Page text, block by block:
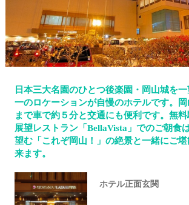
日本三大名園のひとつ後楽園・岡山城を
一のロケーションが自慢のホテルです。
まで車で約５分と交通にも便利です。無料
展望レストラン「BellaVista」でのご朝食
望む「これぞ岡山！」の絶景と一緒にご
来ます。
ホテル正面玄関